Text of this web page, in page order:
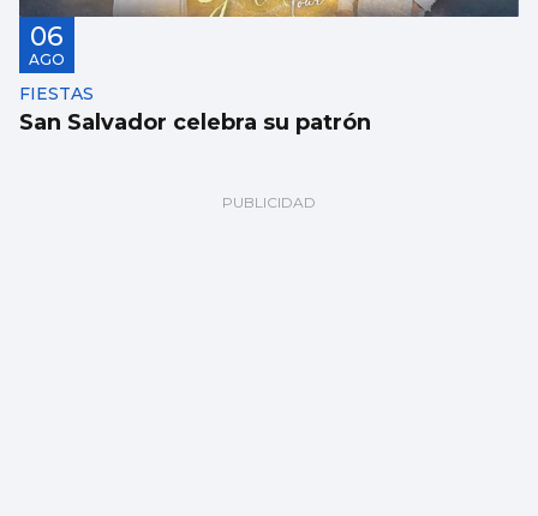
06
AGO
FIESTAS
San Salvador celebra su patrón